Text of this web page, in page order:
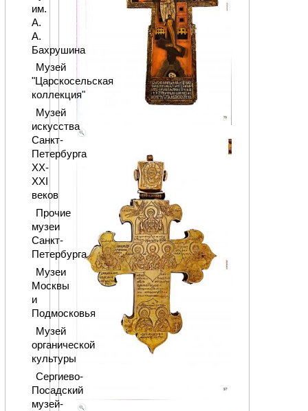
им.
А.
А.
Бахрушина
Музей
"Царскосельская
коллекция"
Музей
искусства
Санкт-
Петербурга
XX-
XXI
веков
Прочие
музеи
Санкт-
Петербурга
Музеи
Москвы
и
Подмосковья
Музей
органической
культуры
Сергиево-
Посадский
музей-